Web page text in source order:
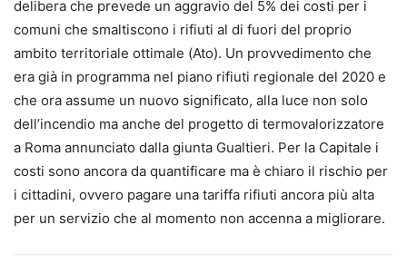
delibera che prevede un aggravio del 5% dei costi per i
comuni che smaltiscono i rifiuti al di fuori del proprio
ambito territoriale ottimale (Ato). Un provvedimento che
era già in programma nel piano rifiuti regionale del 2020 e
che ora assume un nuovo significato, alla luce non solo
dell’incendio ma anche del progetto di termovalorizzatore
a Roma annunciato dalla giunta Gualtieri. Per la Capitale i
costi sono ancora da quantificare ma è chiaro il rischio per
i cittadini, ovvero pagare una tariffa rifiuti ancora più alta
per un servizio che al momento non accenna a migliorare.